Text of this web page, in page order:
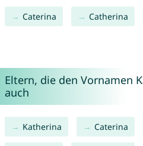
Caterina Catherina
Eltern, die den Vornamen
auch
Katherina Caterina